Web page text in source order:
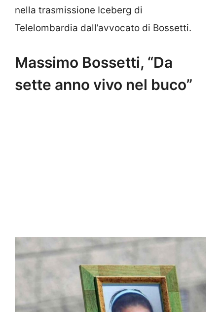
nella trasmissione Iceberg di
Telelombardia dall’avvocato di Bossetti.
Massimo Bossetti, “Da
sette anno vivo nel buco”